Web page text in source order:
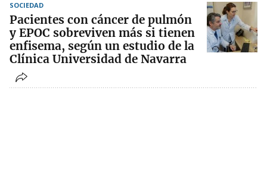
SOCIEDAD
Pacientes con cáncer de pulmón
y EPOC sobreviven más si tienen
enfisema, según un estudio de la
Clínica Universidad de Navarra